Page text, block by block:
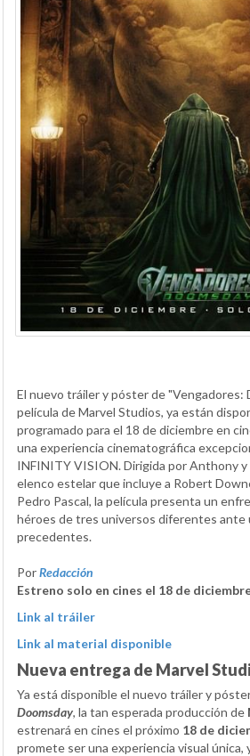
El nuevo tráiler y póster de "Vengadores:
película de Marvel Studios, ya están
programado para el 18 de diciembre en
una experiencia cinematográfica
INFINITY VISION. Dirigida por Anthony y
elenco estelar que incluye a Robert
Pedro Pascal, la película presenta un
héroes de tres universos diferentes ante
precedentes.
PorRedacción
Estreno solo en cines el 18 de
Link al tráiler
Link al material disponible
Nueva entrega de Marvel
Ya está disponible el nuevo tráiler y
Doomsday, la tan esperada producción de
estrenará en cines el próximo 18 de
promete ser una experiencia visual única,